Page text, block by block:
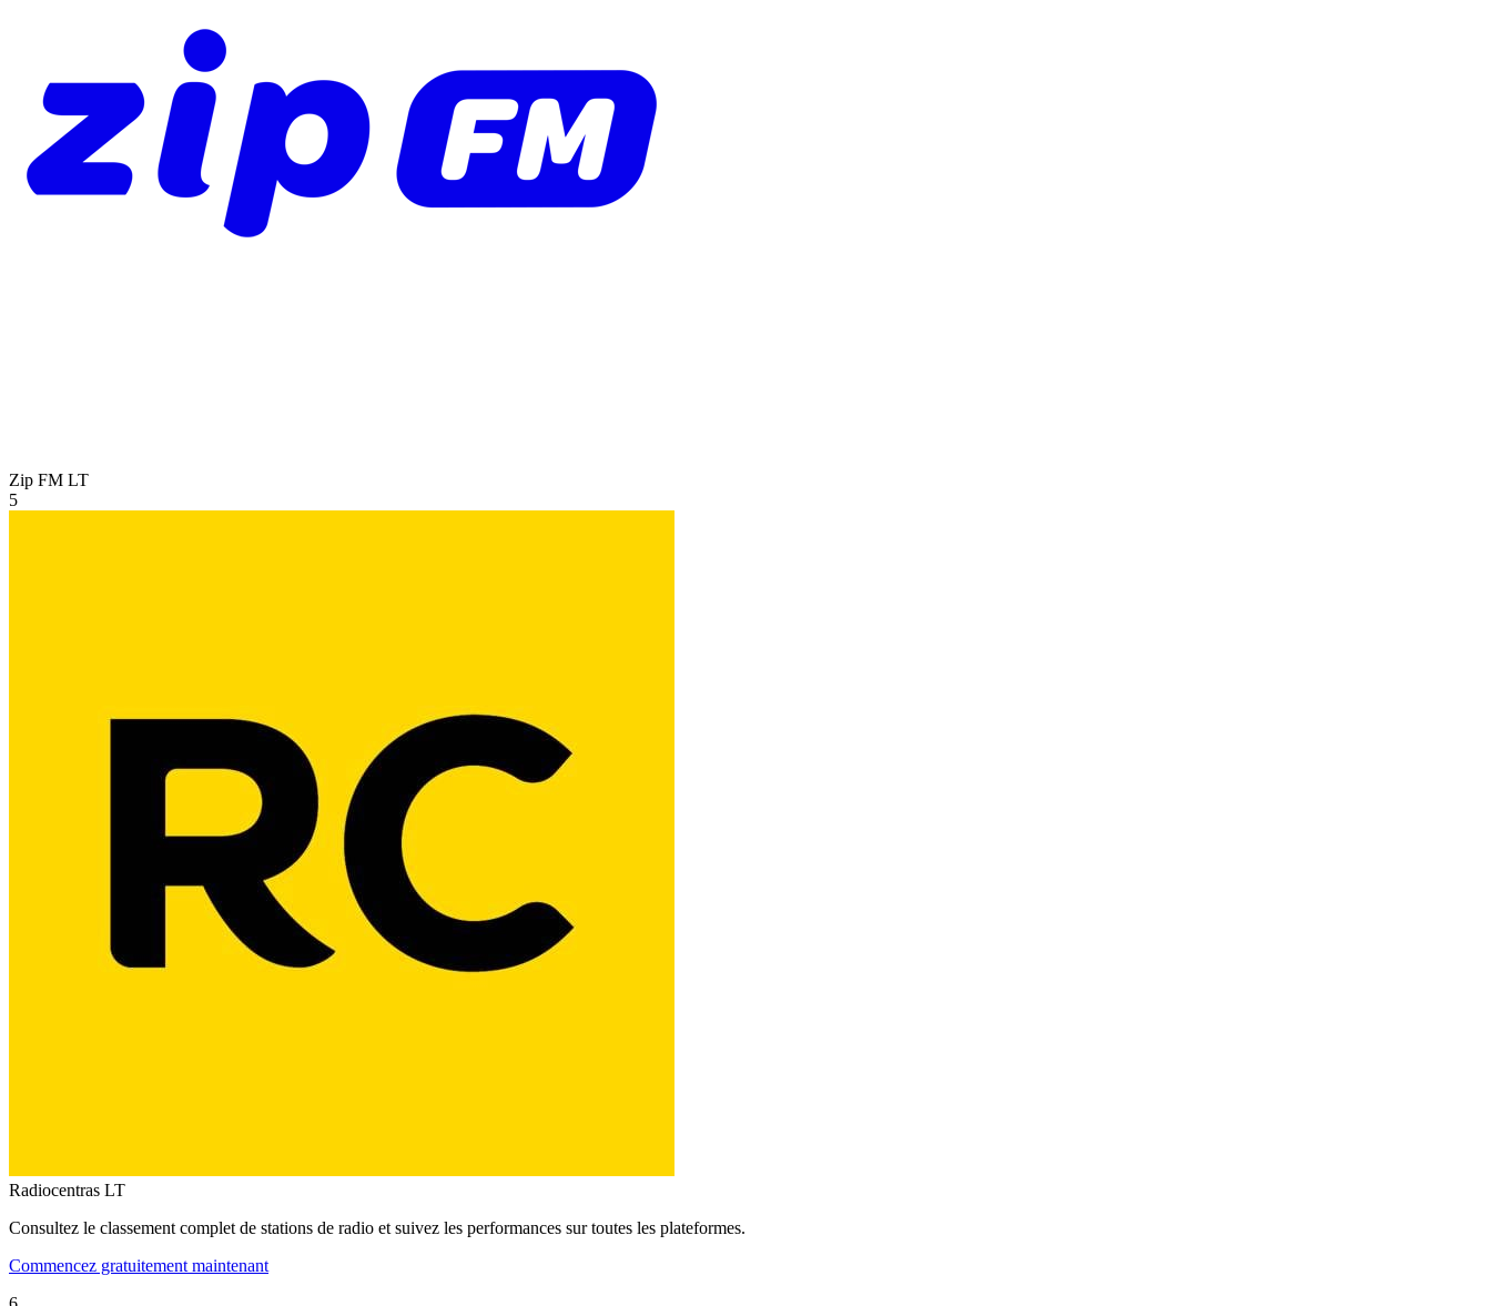
Zip FM LT
5
Radiocentras LT
Consultez le classement complet de stations de radio et suivez les performances sur toutes les plateformes.
Commencez gratuitement maintenant